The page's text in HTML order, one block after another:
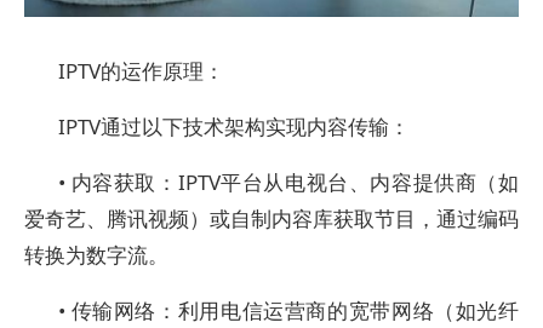
IPTV的运作原理：
IPTV通过以下技术架构实现内容传输：
• 内容获取：IPTV平台从电视台、内容提供商（如
爱奇艺、腾讯视频）或自制内容库获取节目，通过编码
转换为数字流。
• 传输网络：利用电信运营商的宽带网络（如光纤